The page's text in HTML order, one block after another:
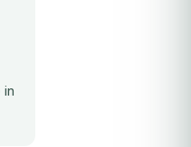
in